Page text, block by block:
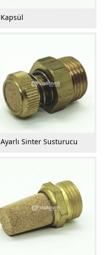
Kapsül
Ayarlı Sinter Susturucu